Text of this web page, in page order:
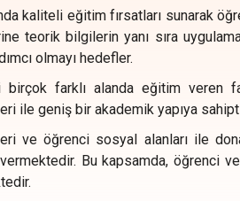
kaliteli eğitim fırsatları sunarak
teorik bilgilerin yanı sıra
olmayı hedefler.
farklı alanda eğitim veren
ile geniş bir akademik yapıya
ve öğrenci sosyal alanları ile
Bu kapsamda, öğrenci